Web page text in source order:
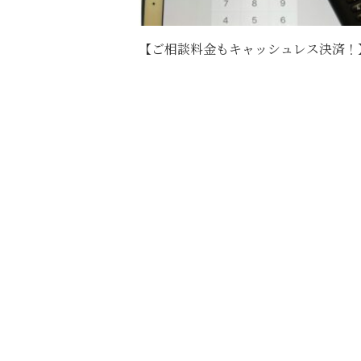
【ご相談料金もキャッシュレス決済